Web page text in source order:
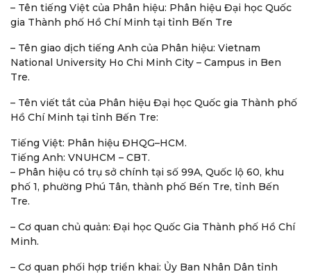
– Tên tiếng Việt của Phân hiệu: Phân hiệu Đại học Quốc
gia Thành phố Hồ Chí Minh tại tỉnh Bến Tre
– Tên giao dịch tiếng Anh của Phân hiệu: Vietnam
National University Ho Chi Minh City – Campus in Ben
Tre.
– Tên viết tắt của Phân hiệu Đại học Quốc gia Thành phố
Hồ Chí Minh tại tỉnh Bến Tre:
Tiếng Việt: Phân hiệu ĐHQG–HCM.
Tiếng Anh: VNUHCM – CBT.
– Phân hiệu có trụ sở chính tại số 99A, Quốc lộ 60, khu
phố 1, phường Phú Tân, thành phố Bến Tre, tỉnh Bến
Tre.
– Cơ quan chủ quản: Đại học Quốc Gia Thành phố Hồ Chí
Minh.
– Cơ quan phối hợp triển khai: Ủy Ban Nhân Dân tỉnh